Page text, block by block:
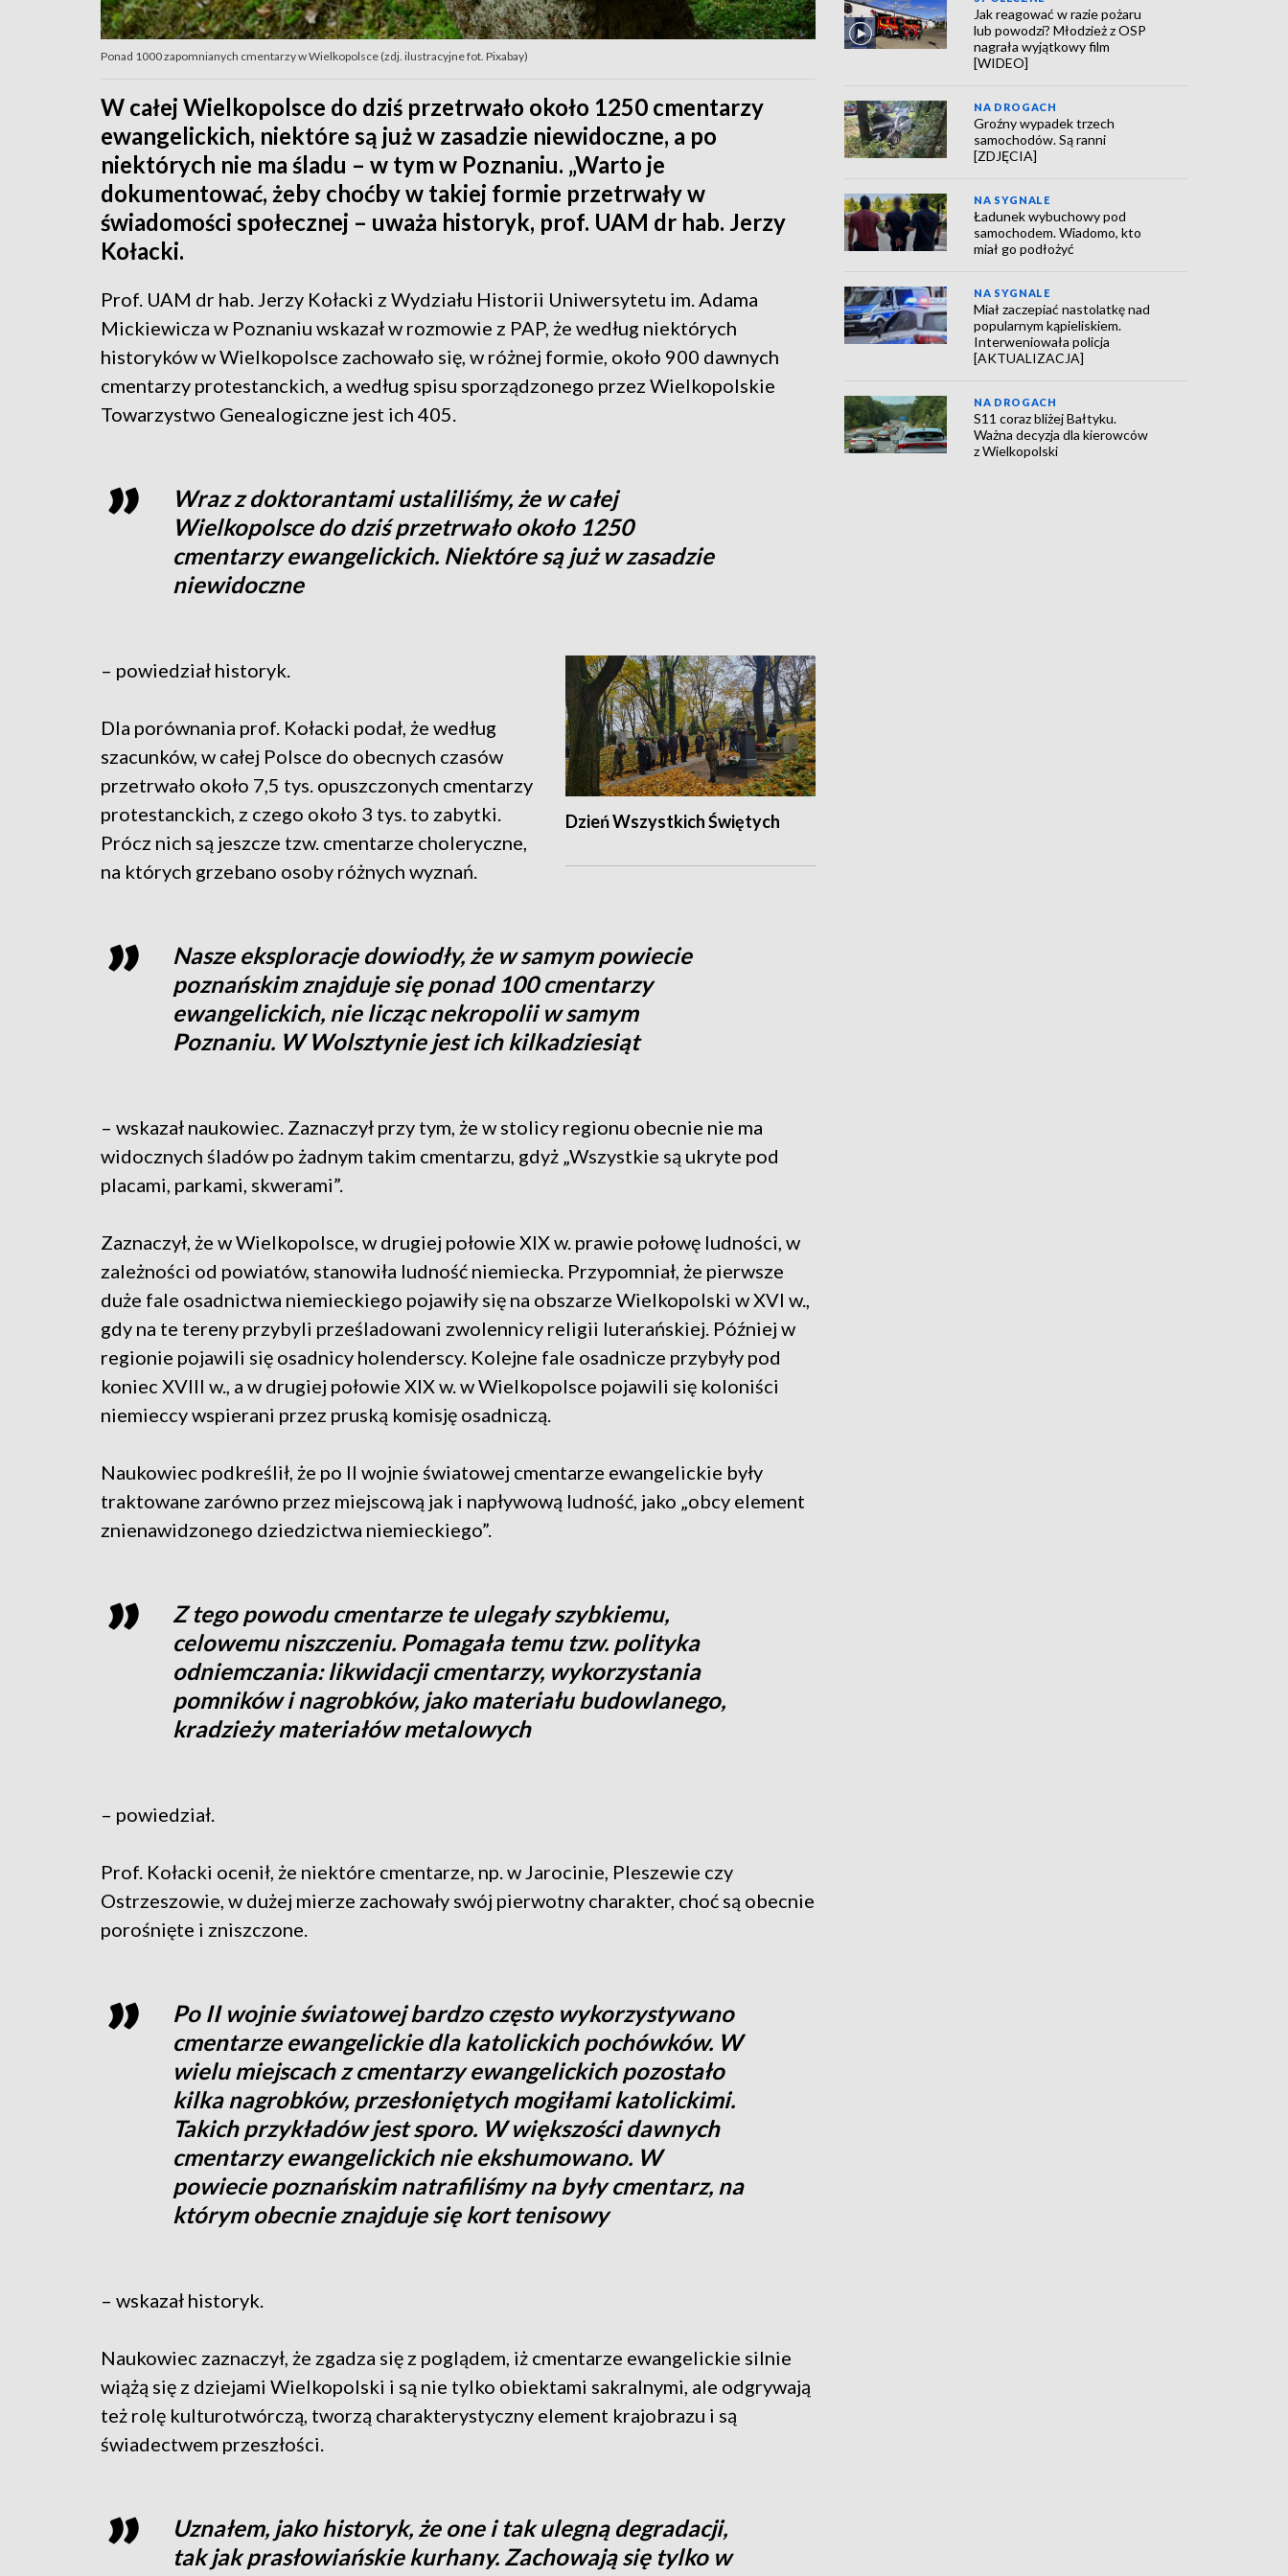
Ponad 1000 zapomnianych cmentarzy w Wielkopolsce (zdj. ilustracyjne fot. Pixabay)
W całej Wielkopolsce do dziś przetrwało około 1250 cmentarzy
ewangelickich, niektóre są już w zasadzie niewidoczne, a po
niektórych nie ma śladu – w tym w Poznaniu. „Warto je
dokumentować, żeby choćby w takiej formie przetrwały w
świadomości społecznej – uważa historyk, prof. UAM dr hab. Jerzy
Kołacki.
Prof. UAM dr hab. Jerzy Kołacki z Wydziału Historii Uniwersytetu im. Adama
Mickiewicza w Poznaniu wskazał w rozmowie z PAP, że według niektórych
historyków w Wielkopolsce zachowało się, w różnej formie, około 900 dawnych
cmentarzy protestanckich, a według spisu sporządzonego przez Wielkopolskie
Towarzystwo Genealogiczne jest ich 405.
Wraz z doktorantami ustaliliśmy, że w całej
Wielkopolsce do dziś przetrwało około 1250
cmentarzy ewangelickich. Niektóre są już w zasadzie
niewidoczne
Dzień Wszystkich Świętych
– powiedział historyk.
Dla porównania prof. Kołacki podał, że według
szacunków, w całej Polsce do obecnych czasów
przetrwało około 7,5 tys. opuszczonych cmentarzy
protestanckich, z czego około 3 tys. to zabytki.
Prócz nich są jeszcze tzw. cmentarze choleryczne,
na których grzebano osoby różnych wyznań.
Nasze eksploracje dowiodły, że w samym powiecie
poznańskim znajduje się ponad 100 cmentarzy
ewangelickich, nie licząc nekropolii w samym
Poznaniu. W Wolsztynie jest ich kilkadziesiąt
– wskazał naukowiec. Zaznaczył przy tym, że w stolicy regionu obecnie nie ma
widocznych śladów po żadnym takim cmentarzu, gdyż „Wszystkie są ukryte pod
placami, parkami, skwerami”.
Zaznaczył, że w Wielkopolsce, w drugiej połowie XIX w. prawie połowę ludności, w
zależności od powiatów, stanowiła ludność niemiecka. Przypomniał, że pierwsze
duże fale osadnictwa niemieckiego pojawiły się na obszarze Wielkopolski w XVI w.,
gdy na te tereny przybyli prześladowani zwolennicy religii luterańskiej. Później w
regionie pojawili się osadnicy holenderscy. Kolejne fale osadnicze przybyły pod
koniec XVIII w., a w drugiej połowie XIX w. w Wielkopolsce pojawili się koloniści
niemieccy wspierani przez pruską komisję osadniczą.
Naukowiec podkreślił, że po II wojnie światowej cmentarze ewangelickie były
traktowane zarówno przez miejscową jak i napływową ludność, jako „obcy element
znienawidzonego dziedzictwa niemieckiego”.
Z tego powodu cmentarze te ulegały szybkiemu,
celowemu niszczeniu. Pomagała temu tzw. polityka
odniemczania: likwidacji cmentarzy, wykorzystania
pomników i nagrobków, jako materiału budowlanego,
kradzieży materiałów metalowych
– powiedział.
Prof. Kołacki ocenił, że niektóre cmentarze, np. w Jarocinie, Pleszewie czy
Ostrzeszowie, w dużej mierze zachowały swój pierwotny charakter, choć są obecnie
porośnięte i zniszczone.
Po II wojnie światowej bardzo często wykorzystywano
cmentarze ewangelickie dla katolickich pochówków. W
wielu miejscach z cmentarzy ewangelickich pozostało
kilka nagrobków, przesłoniętych mogiłami katolickimi.
Takich przykładów jest sporo. W większości dawnych
cmentarzy ewangelickich nie ekshumowano. W
powiecie poznańskim natrafiliśmy na były cmentarz, na
którym obecnie znajduje się kort tenisowy
– wskazał historyk.
Naukowiec zaznaczył, że zgadza się z poglądem, iż cmentarze ewangelickie silnie
wiążą się z dziejami Wielkopolski i są nie tylko obiektami sakralnymi, ale odgrywają
też rolę kulturotwórczą, tworzą charakterystyczny element krajobrazu i są
świadectwem przeszłości.
Uznałem, jako historyk, że one i tak ulegną degradacji,
tak jak prasłowiańskie kurhany. Zachowają się tylko w
Jak reagować w razie pożaru
lub powodzi? Młodzież z OSP
nagrała wyjątkowy film
[WIDEO]
NA DROGACH
Groźny wypadek trzech
samochodów. Są ranni
[ZDJĘCIA]
NA SYGNALE
Ładunek wybuchowy pod
samochodem. Wiadomo, kto
miał go podłożyć
NA SYGNALE
Miał zaczepiać nastolatkę nad
popularnym kąpieliskiem.
Interweniowała policja
[AKTUALIZACJA]
NA DROGACH
S11 coraz bliżej Bałtyku.
Ważna decyzja dla kierowców
z Wielkopolski